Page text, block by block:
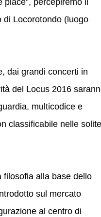
percepiremo il
di Locorotondo (luogo
dai grandi concerti in
del Locus 2016
multicodice e
classificabile nelle solite
filosofia alla base dello
sul mercato
al centro di